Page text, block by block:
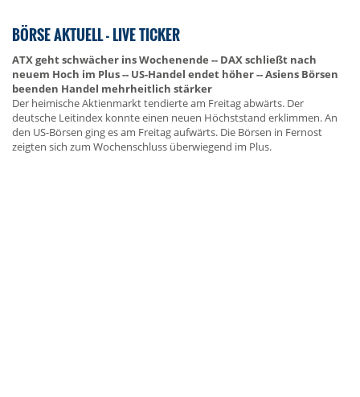
BÖRSE AKTUELL - LIVE TICKER
ATX geht schwächer ins Wochenende -- DAX schließt nach
neuem Hoch im Plus -- US-Handel endet höher -- Asiens Börsen
beenden Handel mehrheitlich stärker
Der heimische Aktienmarkt tendierte am Freitag abwärts. Der
deutsche Leitindex konnte einen neuen Höchststand erklimmen. An
den US-Börsen ging es am Freitag aufwärts. Die Börsen in Fernost
zeigten sich zum Wochenschluss überwiegend im Plus.